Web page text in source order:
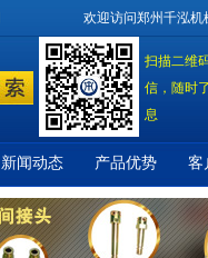
欢迎访问郑州千泓
扫描二维
信，随时
息
新闻动态 产品优势 客